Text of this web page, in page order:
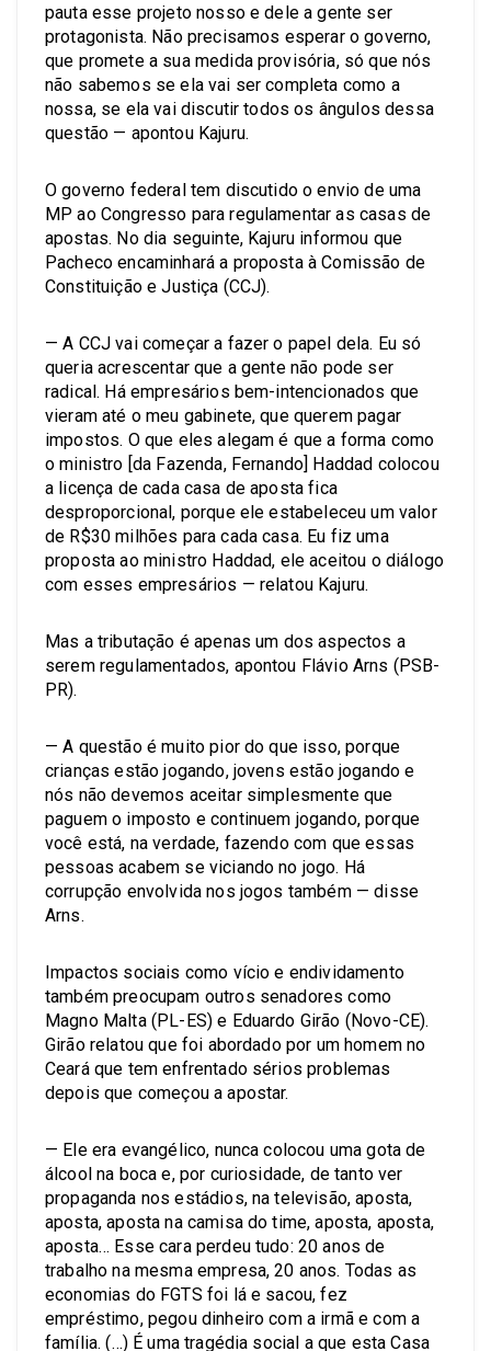
pauta esse projeto nosso e dele a gente ser
protagonista. Não precisamos esperar o governo,
que promete a sua medida provisória, só que nós
não sabemos se ela vai ser completa como a
nossa, se ela vai discutir todos os ângulos dessa
questão — apontou Kajuru.
O governo federal tem discutido o envio de uma
MP ao Congresso para regulamentar as casas de
apostas. No dia seguinte, Kajuru informou que
Pacheco encaminhará a proposta à Comissão de
Constituição e Justiça (CCJ).
— A CCJ vai começar a fazer o papel dela. Eu só
queria acrescentar que a gente não pode ser
radical. Há empresários bem-intencionados que
vieram até o meu gabinete, que querem pagar
impostos. O que eles alegam é que a forma como
o ministro [da Fazenda, Fernando] Haddad colocou
a licença de cada casa de aposta fica
desproporcional, porque ele estabeleceu um valor
de R$30 milhões para cada casa. Eu fiz uma
proposta ao ministro Haddad, ele aceitou o diálogo
com esses empresários — relatou Kajuru.
Mas a tributação é apenas um dos aspectos a
serem regulamentados, apontou Flávio Arns (PSB-
PR).
— A questão é muito pior do que isso, porque
crianças estão jogando, jovens estão jogando e
nós não devemos aceitar simplesmente que
paguem o imposto e continuem jogando, porque
você está, na verdade, fazendo com que essas
pessoas acabem se viciando no jogo. Há
corrupção envolvida nos jogos também — disse
Arns.
Impactos sociais como vício e endividamento
também preocupam outros senadores como
Magno Malta (PL-ES) e Eduardo Girão (Novo-CE).
Girão relatou que foi abordado por um homem no
Ceará que tem enfrentado sérios problemas
depois que começou a apostar.
— Ele era evangélico, nunca colocou uma gota de
álcool na boca e, por curiosidade, de tanto ver
propaganda nos estádios, na televisão, aposta,
aposta, aposta na camisa do time, aposta, aposta,
aposta… Esse cara perdeu tudo: 20 anos de
trabalho na mesma empresa, 20 anos. Todas as
economias do FGTS foi lá e sacou, fez
empréstimo, pegou dinheiro com a irmã e com a
família. (…) É uma tragédia social a que esta Casa